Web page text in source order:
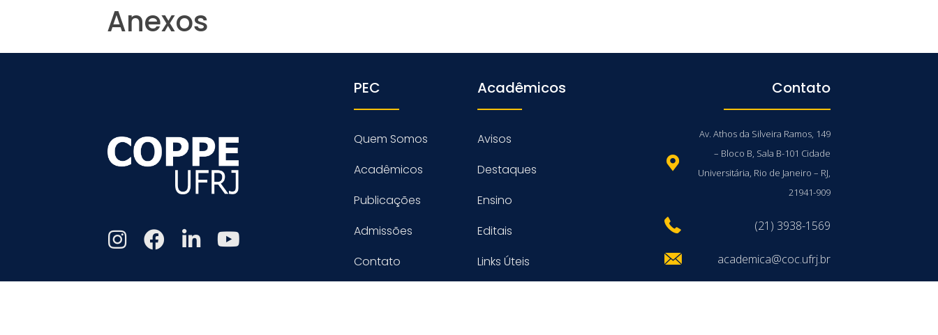
Anexos
PEC
Quem Somos
Acadêmicos
Publicações
Admissões
Contato
Acadêmicos
Avisos
Destaques
Ensino
Editais
Links Úteis
Contato
Av. Athos da Silveira Ramos, 149
– Bloco B, Sala B-101 Cidade
Universitária, Rio de Janeiro – RJ,
21941-909
(21) 3938-1569
academica@coc.ufrj.br